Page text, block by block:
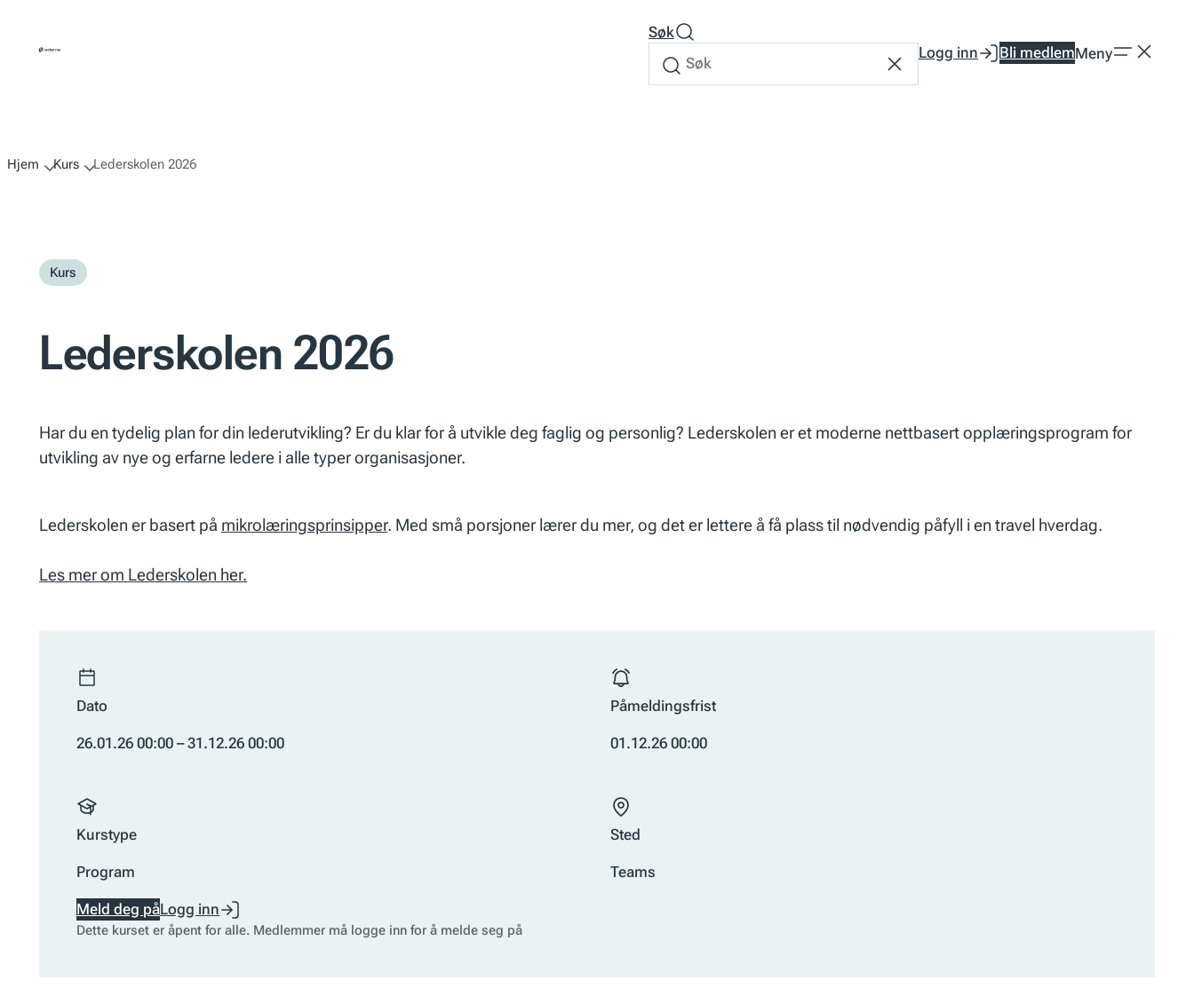
Søk
Søk
Søk
etter
TilbakestillLogg inn Bli medlemMeny
Hjem Kurs Lederskolen 2026
Kurs
Lederskolen 2026
Har du en tydelig plan for din lederutvikling? Er du klar for å utvikle deg faglig og personlig? Lederskolen er et moderne nettbasert opplæringsprogram for
utvikling av nye og erfarne ledere i alle typer organisasjoner.
Lederskolen er basert på mikrolæringsprinsipper. Med små porsjoner lærer du mer, og det er lettere å få plass til nødvendig påfyll i en travel hverdag.
Les mer om Lederskolen her.
Dato
26.01.26 00:00 – 31.12.26 00:00
Påmeldingsfrist
01.12.26 00:00
Kurstype
Program
Sted
Teams
Meld deg påLogg inn
Dette kurset er åpent for alle. Medlemmer må logge inn for å melde seg på